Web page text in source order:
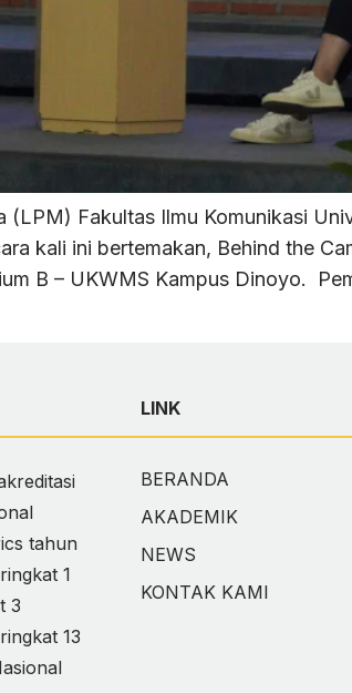
Fakultas Ilmu Komunikasi
kali ini bertemakan, Behind the
B – UKWMS Kampus Dinoyo.
tahun
1
3
13
LINK
BERANDA
AKADEMIK
NEWS
KONTAK KAMI